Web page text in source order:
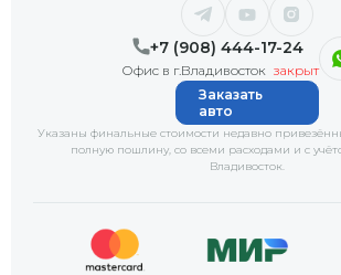
+7 (908) 444-17-24
Офис в г.Владивосток закрыт
Указаны финальные стоимости недавно
полную пошлину, со всеми расходами и с
Владивосток.
Заказать
авто